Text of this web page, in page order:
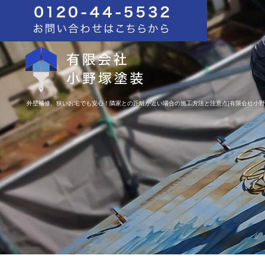
外壁補修、狭いお宅でも安心！隣家との距離が近い場合の施工方法と注意点|有限会社小